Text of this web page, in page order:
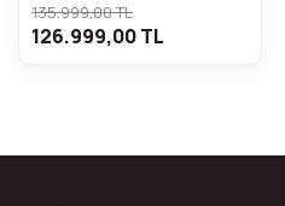
135.999,00 TL
126.999,00 TL